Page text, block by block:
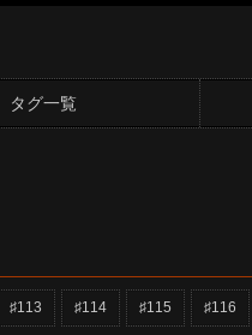
タグ一覧
♯113 ♯114 ♯115 ♯116